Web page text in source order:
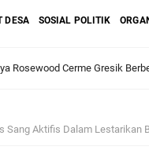
DESA SOSIAL POLITIK
Warga: Komsos Kebungson
Aktifis Dalam Lestarikan Budaya